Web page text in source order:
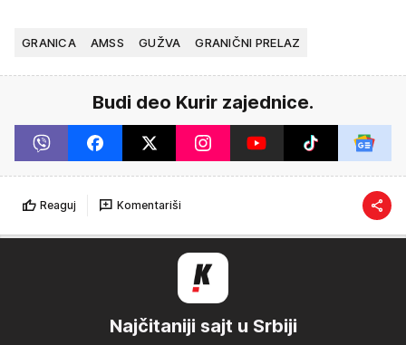
GRANICA AMSS GUŽVA GRANIČNI PRELAZ
Budi deo Kurir zajednice.
Reaguj Komentariši
Najčitaniji sajt u Srbiji